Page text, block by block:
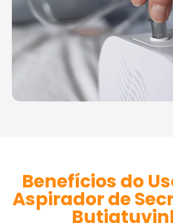
Benefícios do
Aspirador de